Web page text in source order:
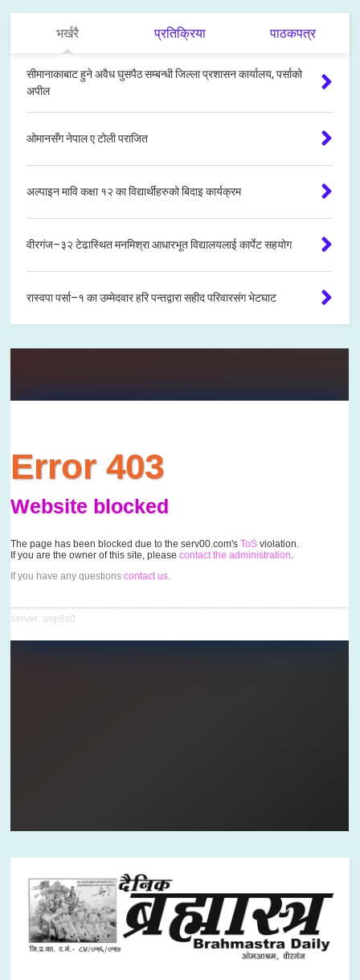
भर्खरै प्रतिक्रिया पाठकपत्र
सीमानाकाबाट हुने अवैध घुसपैठ सम्बन्धी जिल्ला प्रशासन कार्यालय, पर्साको
अपील
ओमानसँग नेपाल ए टोली पराजित
अल्पाइन मावि कक्षा १२ का विद्यार्थीहरुको बिदाइ कार्यक्रम
वीरगंज–३२ टेढास्थित मनमिश्रा आधारभूत विद्यालयलाई कार्पेट सहयोग
रास्वपा पर्सा–१ का उम्मेदवार हरि पन्तद्वारा सहीद परिवारसंग भेटघाट